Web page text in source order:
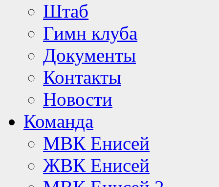
Штаб
Гимн клуба
Документы
Контакты
Новости
Команда
МВК Енисей
ЖВК Енисей